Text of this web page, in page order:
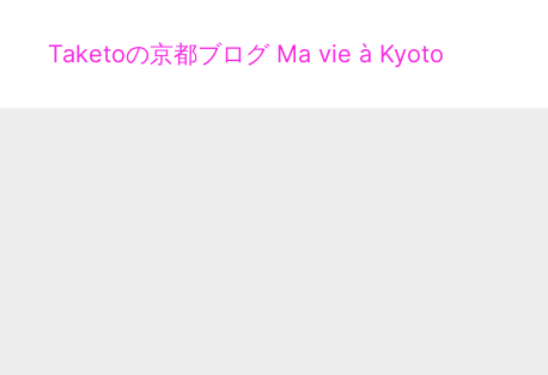
Taketoの京都ブログ Ma vie à Kyoto